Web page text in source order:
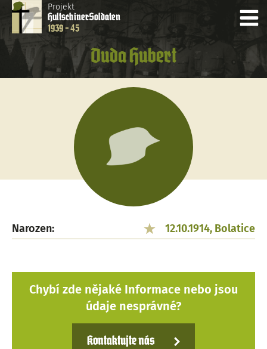
Projekt
HultschinerSoldaten
1939 - 45
Duda Hubert
Narozen: 12.10.1914, Bolatice
Chybí zde nějaké Informace nebo jsou
údaje nesprávné?
Kontaktujte nás